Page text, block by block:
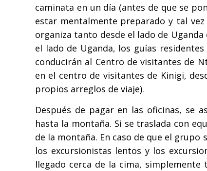
caminata en un día (antes de que se
estar mentalmente preparado y tal
organiza tanto desde el lado de
el lado de Uganda, los guías
conducirán al Centro de visitantes de
en el centro de visitantes de Kinigi,
propios arreglos de viaje).
Después de pagar en las oficinas, se
hasta la montaña. Si se traslada con
de la montaña. En caso de que el
los excursionistas lentos y los
llegado cerca de la cima,